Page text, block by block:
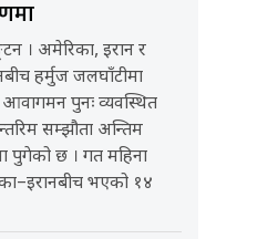
। अमेरिका, इरान र
हर्मुज जलघाँटीमा
आवागमन पुनः व्यवस्थित
सम्झौता अन्तिम
पुगेको छ । गत महिना
भएको १४